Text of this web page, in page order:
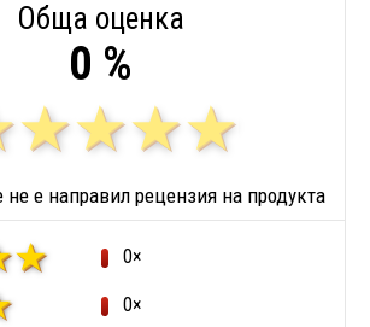
Обща оценка
0 %
не е направил рецензия на продукта
0×
0×